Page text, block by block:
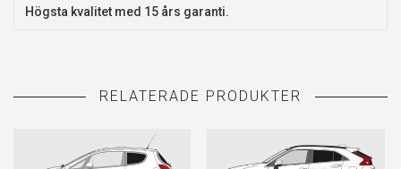
Högsta kvalitet med 15 års garanti.